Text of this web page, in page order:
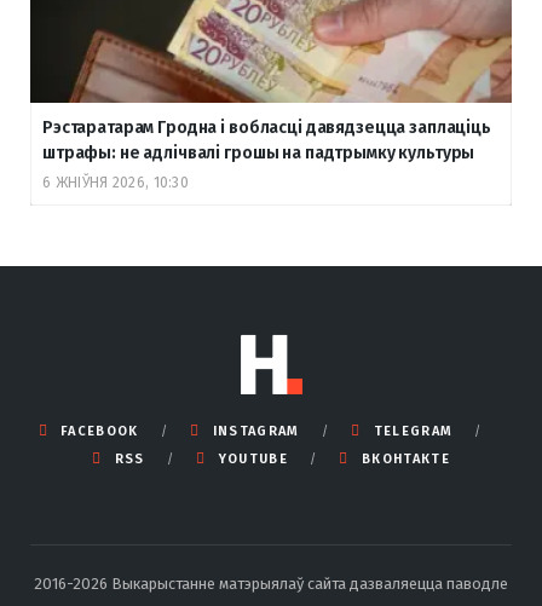
Рэстаратарам Гродна і вобласці давядзецца заплаціць
штрафы: не адлічвалі грошы на падтрымку культуры
6 ЖНІЎНЯ 2026, 10:30
FACEBOOK INSTAGRAM
TELEGRAM
RSS
YOUTUBE ВКОНТАКТЕ
2016-2026 Выкарыстанне матэрыялаў сайта дазваляецца паводле